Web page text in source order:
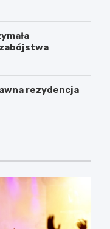
rezydencja